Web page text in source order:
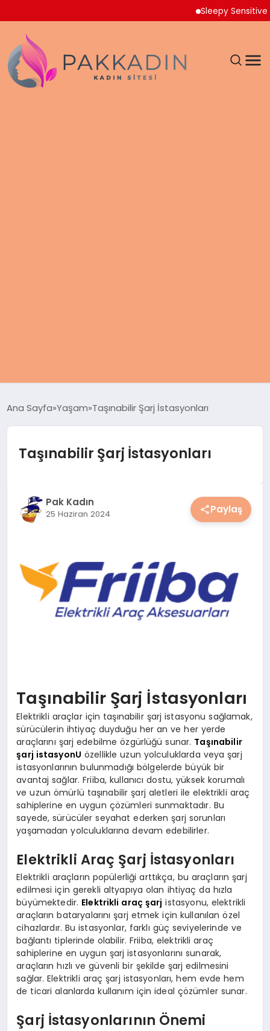
Sleepy Sensitive
KADIN
SAĞLIK
SPOR & FITNESS
YEMEK
Ana Sayfa Yaşam Taşınabilir Şarj İstasyonları
Taşınabilir Şarj İstasyonları
Pak Kadın
25 Haziran 2024 Paylaş
Taşınabilir Şarj İstasyonları
Elektrikli araçlar için taşınabilir şarj istasyonu sağlamak,
sürücülerin ihtiyaç duyduğu her an ve her yerde
araçlarını şarj edebilme özgürlüğü sunar. Taşınabilir
şarj istasyonU özellikle uzun yolculuklarda veya şarj
istasyonlarının bulunmadığı bölgelerde büyük bir
avantaj sağlar. Friiba, kullanıcı dostu, yüksek korumalı
ve uzun ömürlü taşınabilir şarj aletleri ile elektrikli araç
sahiplerine en uygun çözümleri sunmaktadır. Bu
sayede, sürücüler seyahat ederken şarj sorunları
yaşamadan yolculuklarına devam edebilirler.
Elektrikli Araç Şarj İstasyonları
Elektrikli araçların popülerliği arttıkça, bu araçların şarj
edilmesi için gerekli altyapıya olan ihtiyaç da hızla
büyümektedir. Elektrikli araç şarj istasyonu, elektrikli
araçların bataryalarını şarj etmek için kullanılan özel
cihazlardır. Bu istasyonlar, farklı güç seviyelerinde ve
bağlantı tiplerinde olabilir. Friiba, elektrikli araç
sahiplerine en uygun şarj istasyonlarını sunarak,
araçların hızlı ve güvenli bir şekilde şarj edilmesini
sağlar. Elektrikli araç şarj istasyonları, hem evde hem
de ticari alanlarda kullanım için ideal çözümler sunar.
Şarj İstasyonlarının Önemi